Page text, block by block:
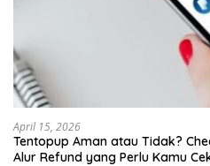
April 15, 2026
Tentopup Aman atau Tidak?
Alur Refund yang Perlu Kamu